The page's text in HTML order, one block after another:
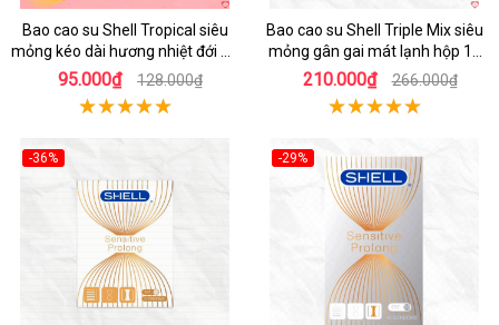
Bao cao su Shell Tropical siêu
mỏng kéo dài hương nhiệt đới an
toàn
95.000₫ 128.000₫
Bao cao su Shell Triple Mix siêu
mỏng gân gai mát lạnh hộp 12
cái
210.000₫ 266.000₫
-36%
-29%